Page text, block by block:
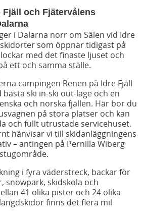
Fjäll och Fjätervålens
i Dalarna norr om Sälen vid Idre
som öppnar tidigast på
med det finaste ljuset och
ett och samma ställe.
campingen Renen på Idre Fjäll
ski in-ski out-läge och en
och norska fjällen. Här bor du
på stora platser och kan
och fullt utrustade servicehuset.
hänvisar vi till skidanläggningens
– antingen på Pernilla Wiberg
i fyra väderstreck, backar för
snowpark, skidskola och
41 olika pister och 24 olika
finns det flera mil